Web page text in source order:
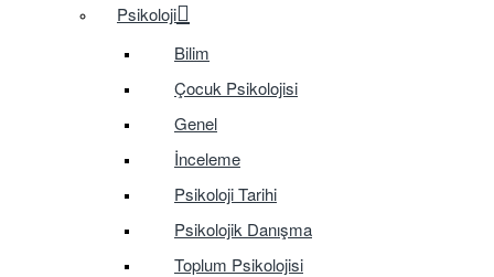
Psikoloji
Bilim
Çocuk Psikolojisi
Genel
İnceleme
Psikoloji Tarihi
Psikolojik Danışma
Toplum Psikolojisi